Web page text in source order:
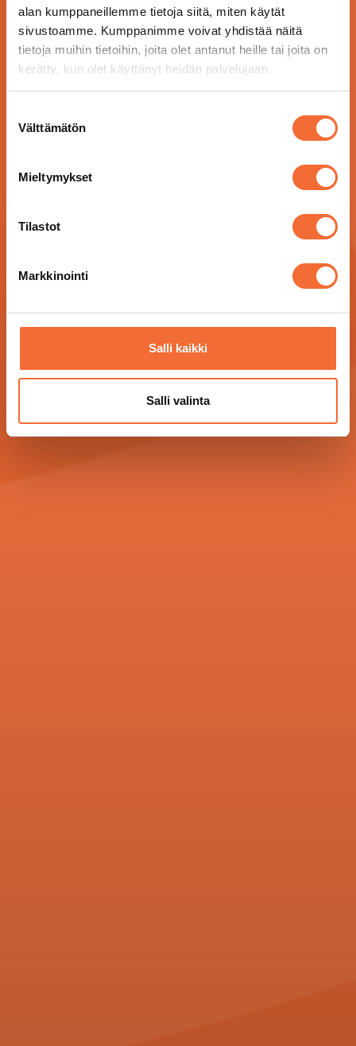
alan kumppaneillemme tietoja siitä, miten käytät
sivustoamme. Kumppanimme voivat yhdistää näitä
tietoja muihin tietoihin, joita olet antanut heille tai joita on
kerätty, kun olet käyttänyt heidän palvelujaan.
valinta
Välttämätön
Mieltymykset
Tilastot
Markkinointi
Salli kaikki
Salli valinta